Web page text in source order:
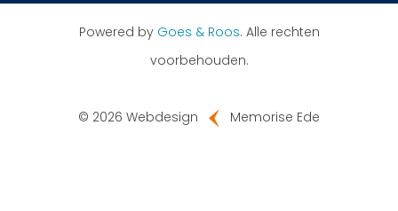
Powered by Goes & Roos. Alle rechten
voorbehouden.
© 2026 Webdesign Memorise Ede